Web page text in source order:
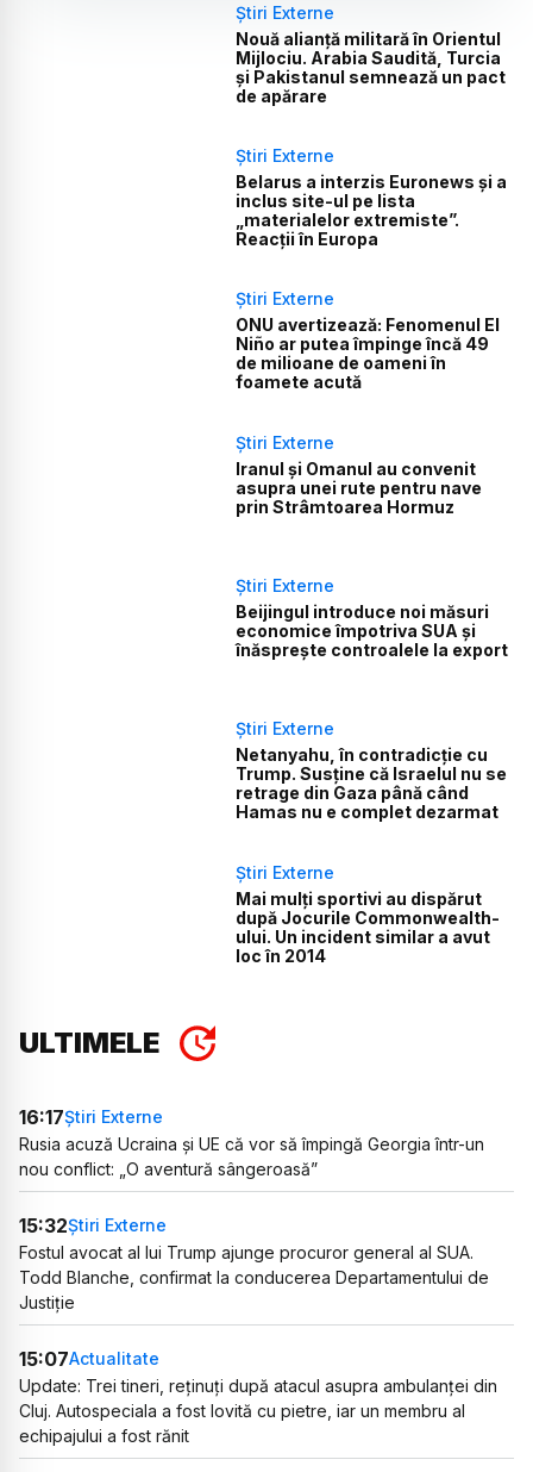
Știri Externe
Nouă alianță militară în Orientul
Mijlociu. Arabia Saudită, Turcia
și Pakistanul semnează un pact
de apărare
Știri Externe
Belarus a interzis Euronews și a
inclus site-ul pe lista
„materialelor extremiste”.
Reacții în Europa
Știri Externe
ONU avertizează: Fenomenul El
Niño ar putea împinge încă 49
de milioane de oameni în
foamete acută
Știri Externe
Iranul și Omanul au convenit
asupra unei rute pentru nave
prin Strâmtoarea Hormuz
Știri Externe
Beijingul introduce noi măsuri
economice împotriva SUA și
înăsprește controalele la export
Știri Externe
Netanyahu, în contradicție cu
Trump. Susține că Israelul nu se
retrage din Gaza până când
Hamas nu e complet dezarmat
Știri Externe
Mai mulți sportivi au dispărut
după Jocurile Commonwealth-
ului. Un incident similar a avut
loc în 2014
ULTIMELE
16:17Știri Externe
Rusia acuză Ucraina și UE că vor să împingă Georgia într-un
nou conflict: „O aventură sângeroasă”
15:32Știri Externe
Fostul avocat al lui Trump ajunge procuror general al SUA.
Todd Blanche, confirmat la conducerea Departamentului de
Justiție
15:07Actualitate
Update: Trei tineri, reținuți după atacul asupra ambulanței din
Cluj. Autospeciala a fost lovită cu pietre, iar un membru al
echipajului a fost rănit